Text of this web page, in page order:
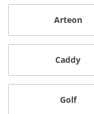
Arteon
Caddy
Golf